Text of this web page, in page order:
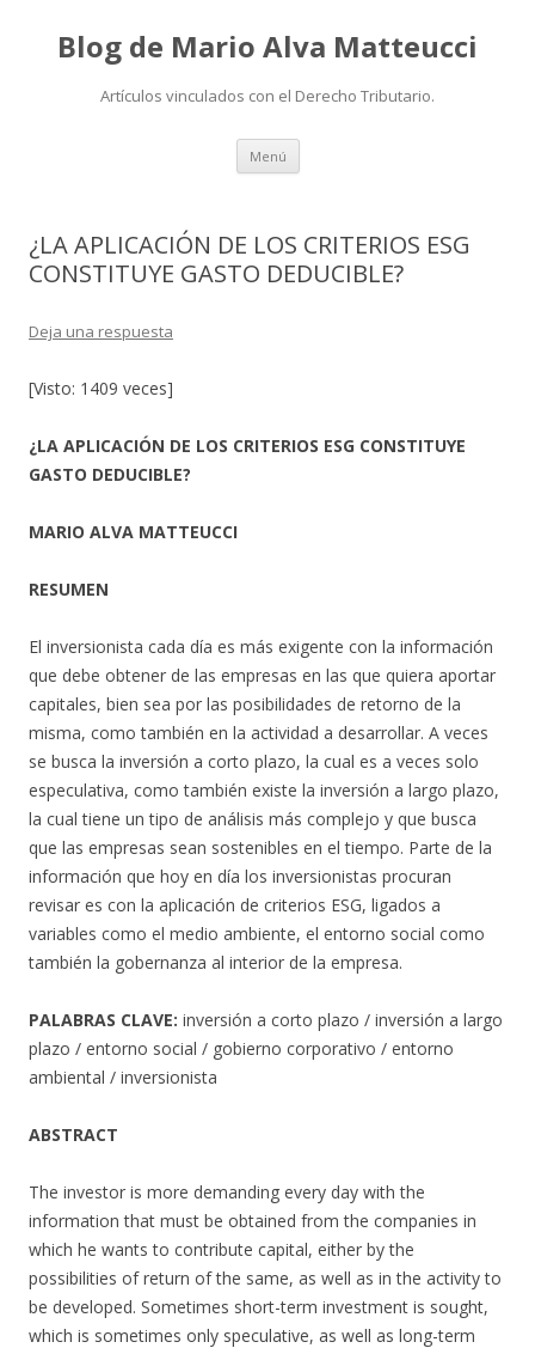
Blog de Mario Alva Matteucci
Artículos vinculados con el Derecho Tributario.
Menú Ir
contenido
¿LA APLICACIÓN DE LOS CRITERIOS ESG
CONSTITUYE GASTO DEDUCIBLE?
Deja una respuesta
[Visto: 1409 veces]
¿LA APLICACIÓN DE LOS CRITERIOS ESG CONSTITUYE
GASTO DEDUCIBLE?
MARIO ALVA MATTEUCCI
RESUMEN
El inversionista cada día es más exigente con la información
que debe obtener de las empresas en las que quiera aportar
capitales, bien sea por las posibilidades de retorno de la
misma, como también en la actividad a desarrollar. A veces
se busca la inversión a corto plazo, la cual es a veces solo
especulativa, como también existe la inversión a largo plazo,
la cual tiene un tipo de análisis más complejo y que busca
que las empresas sean sostenibles en el tiempo. Parte de la
información que hoy en día los inversionistas procuran
revisar es con la aplicación de criterios ESG, ligados a
variables como el medio ambiente, el entorno social como
también la gobernanza al interior de la empresa.
PALABRAS CLAVE: inversión a corto plazo / inversión a largo
plazo / entorno social / gobierno corporativo / entorno
ambiental / inversionista
ABSTRACT
The investor is more demanding every day with the
information that must be obtained from the companies in
which he wants to contribute capital, either by the
possibilities of return of the same, as well as in the activity to
be developed. Sometimes short-term investment is sought,
which is sometimes only speculative, as well as long-term